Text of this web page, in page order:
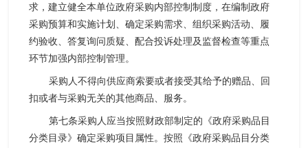
求，建立健全本单位政府采购内部控制制度，在编制政府
采购预算和实施计划、确定采购需求、组织采购活动、履
约验收、答复询问质疑、配合投诉处理及监督检查等重点
环节加强内部控制管理。
采购人不得向供应商索要或者接受其给予的赠品、回
扣或者与采购无关的其他商品、服务。
第七条采购人应当按照财政部制定的《政府采购品目
分类目录》确定采购项目属性。按照《政府采购品目分类